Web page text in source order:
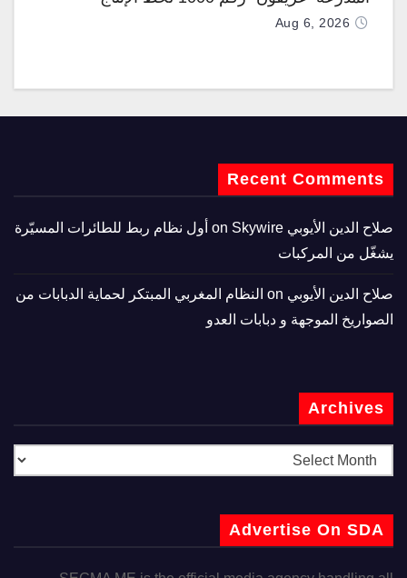
Aug 6, 2026
Recent Comments
صلاح الدين الأيوبي
Skywire أول نظام ربط للطائرات المسيّرة
يشغّل من المركبات
صلاح الدين الأيوبي
النظام المغربي المبتكر لحماية الدبابات من
الصواريخ الموجهة و دبابات العدو
Archives
Advertise On SDA